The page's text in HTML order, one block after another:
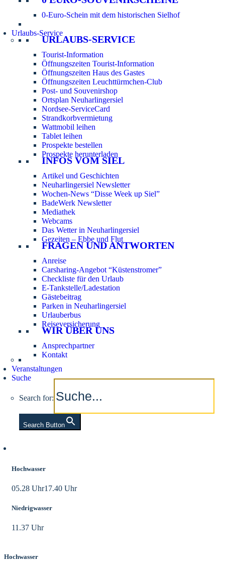
0-Euro-Schein mit dem historischen Sielhof
Urlaubs-Service
URLAUBS-SERVICE
Tourist-Information
Öffnungszeiten Tourist-Information
Öffnungszeiten Haus des Gastes
Öffnungszeiten Leuchttürmchen-Club
Post- und Souvenirshop
Ortsplan Neuharlingersiel
Nordsee-ServiceCard
Strandkorbvermietung
Wattmobil leihen
Tablet leihen
Prospekte bestellen
Prospekte herunterladen
INFOS VOM SIEL
Artikel und Geschichten
Neuharlingersiel Newsletter
Wochen-News “Disse Week up Siel”
BadeWerk Newsletter
Mediathek
Webcams
Das Wetter in Neuharlingersiel
Gezeiten – Ebbe und Flut
FRAGEN UND ANTWORTEN
Anreise
Carsharing-Angebot “Küstenstromer”
Checkliste für den Urlaub
E-Tankstelle/Ladestation
Gästebeitrag
Parken in Neuharlingersiel
Urlauberbus
Reiseversicherung
WIR ÜBER UNS
Ansprechpartner
Kontakt
Veranstaltungen
Suche
Search for:
Search Button
Hochwasser
05.28 Uhr17.40 Uhr
Niedrigwasser
11.37 Uhr
Hochwasser